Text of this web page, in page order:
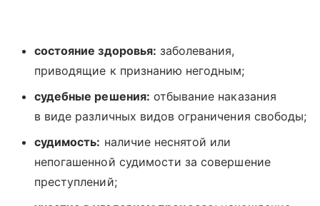
состояние здоровья: заболевания,
приводящие к признанию негодным;
судебные решения: отбывание наказания
в виде различных видов ограничения свободы;
судимость: наличие неснятой или
непогашенной судимости за совершение
преступлений;